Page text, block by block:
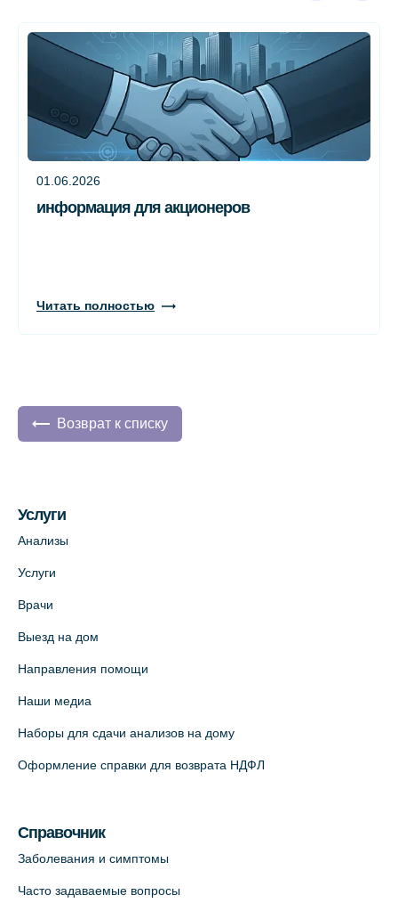
01.06.2026
информация для акционеров
Читать полностью
Возврат к списку
Услуги
Анализы
Услуги
Врачи
Выезд на дом
Направления помощи
Наши медиа
Наборы для сдачи анализов на дому
Оформление справки для возврата НДФЛ
Справочник
Заболевания и симптомы
Часто задаваемые вопросы